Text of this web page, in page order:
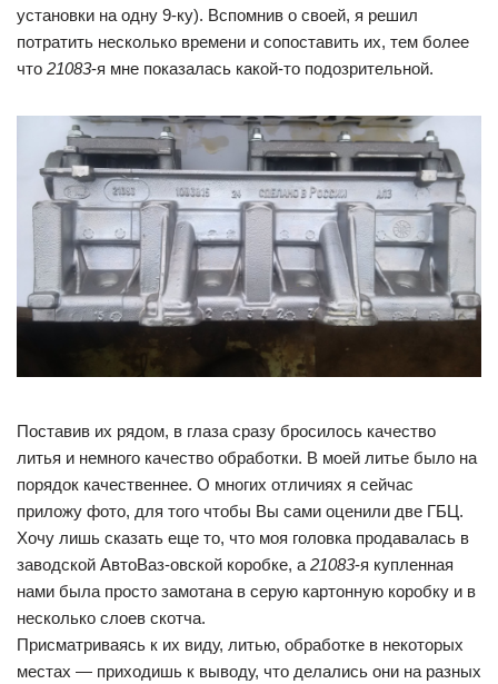
установки на одну 9-ку). Вспомнив о своей, я решил
потратить несколько времени и сопоставить их, тем более
что 21083-я мне показалась какой-то подозрительной.
Поставив их рядом, в глаза сразу бросилось качество
литья и немного качество обработки. В моей литье было на
порядок качественнее. О многих отличиях я сейчас
приложу фото, для того чтобы Вы сами оценили две ГБЦ.
Хочу лишь сказать еще то, что моя головка продавалась в
заводской АвтоВаз-овской коробке, а 21083-я купленная
нами была просто замотана в серую картонную коробку и в
несколько слоев скотча.
Присматриваясь к их виду, литью, обработке в некоторых
местах — приходишь к выводу, что делались они на разных